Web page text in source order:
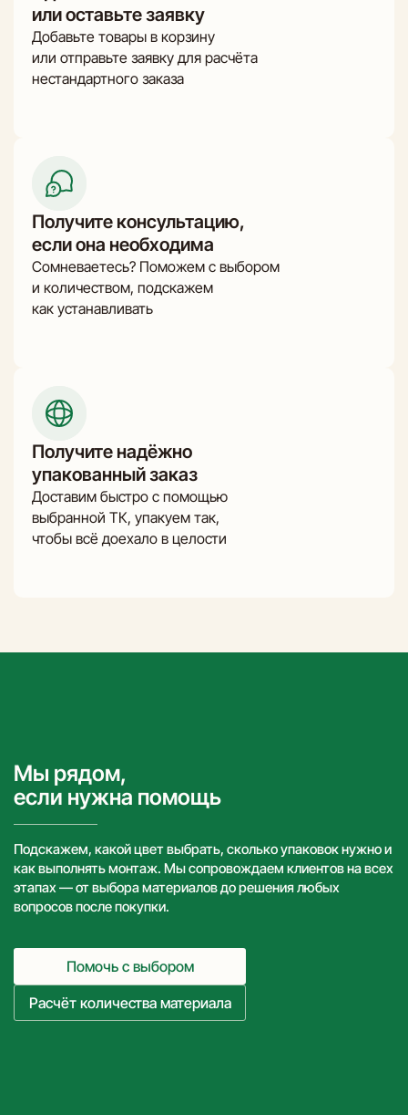
или оставьте заявку
Добавьте товары в корзину
или отправьте заявку для расчёта
нестандартного заказа
Получите консультацию,
если она необходима
Сомневаетесь? Поможем с выбором
и количеством, подскажем
как устанавливать
Получите надёжно
упакованный заказ
Доставим быстро с помощью
выбранной ТК, упакуем так,
чтобы всё доехало в целости
Мы рядом,
если нужна помощь
Подскажем, какой цвет выбрать, сколько упаковок нужно и
как выполнять монтаж. Мы сопровождаем клиентов на всех
этапах — от выбора материалов до решения любых
вопросов после покупки.
Помочь с выбором
Расчёт количества материала